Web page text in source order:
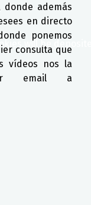
will be
donde además
en directo
ponemos
consulta que
vídeos nos la
email a